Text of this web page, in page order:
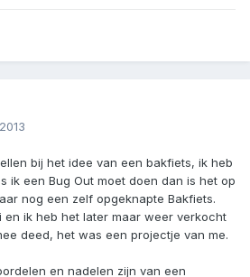
bij het idee van een bakfiets, ik heb
ik een Bug Out moet doen dan is het op
nog een zelf opgeknapte Bakfiets.
en ik heb het later maar weer verkocht
deed, het was een projectje van me.
en nadelen zijn van een